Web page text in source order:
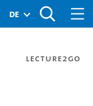
de
Lecture2Go